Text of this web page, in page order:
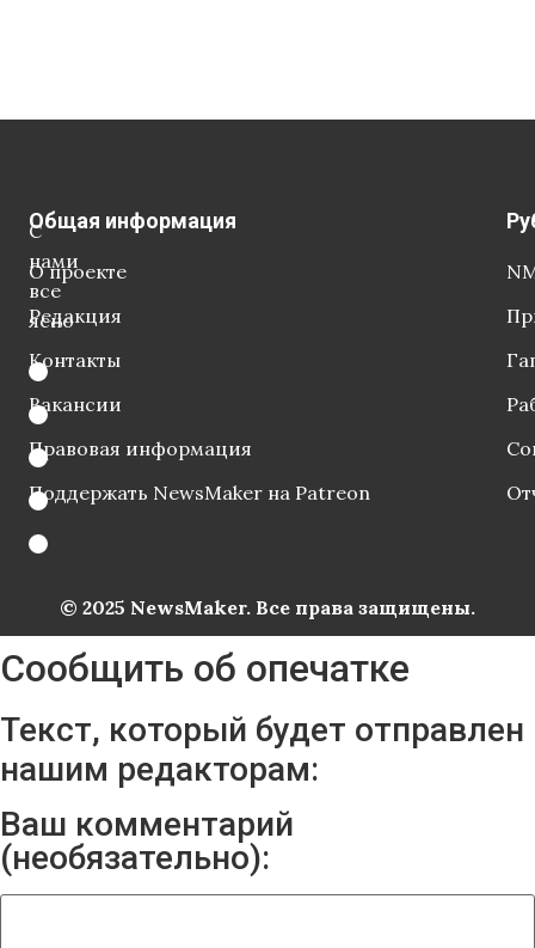
С
нами
все
ясно
Общая информация
О проекте
Редакция
Контакты
Вакансии
Правовая информация
Поддержать NewsMaker на Patreon
© 2025 NewsMaker. Все права защищены.
Сообщить об опечатке
Текст, который будет отправлен
нашим редакторам:
Ваш комментарий
(необязательно):